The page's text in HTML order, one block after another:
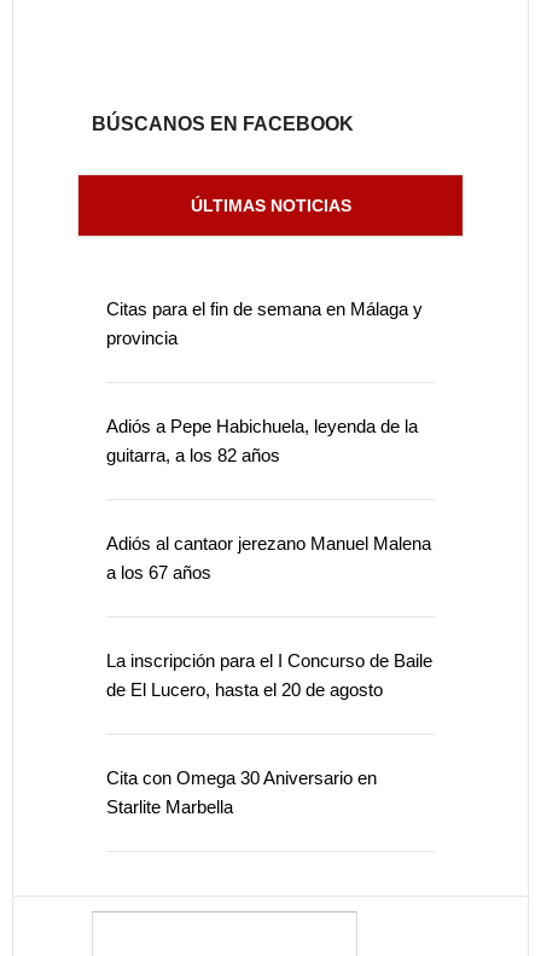
BÚSCANOS EN FACEBOOK
ÚLTIMAS NOTICIAS
Citas para el fin de semana en Málaga y
provincia
Adiós a Pepe Habichuela, leyenda de la
guitarra, a los 82 años
Adiós al cantaor jerezano Manuel Malena
a los 67 años
La inscripción para el I Concurso de Baile
de El Lucero, hasta el 20 de agosto
Cita con Omega 30 Aniversario en
Starlite Marbella